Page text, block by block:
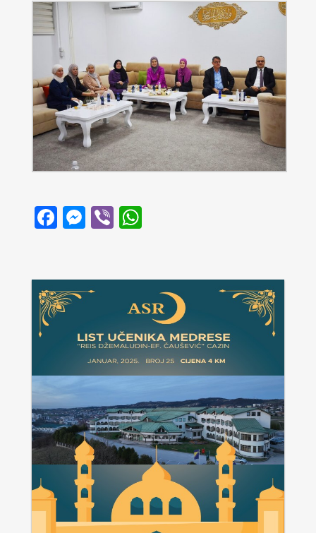
Facebook
Messenger
ViberWhatsApp